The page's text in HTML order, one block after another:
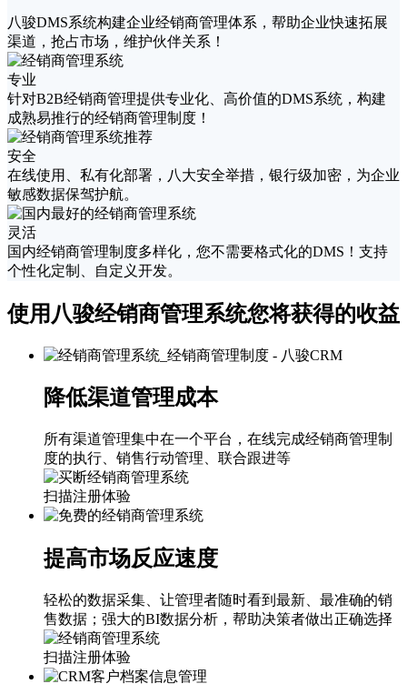
八骏DMS系统构建企业经销商管理体系，帮助企业快速拓展
渠道，抢占市场，维护伙伴关系！
专业
针对B2B经销商管理提供专业化、高价值的DMS系统，构建
成熟易推行的经销商管理制度！
安全
在线使用、私有化部署，八大安全举措，银行级加密，为企业
敏感数据保驾护航。
灵活
国内经销商管理制度多样化，您不需要格式化的DMS！支持
个性化定制、自定义开发。
使用八骏经销商管理系统您将获得的收益
降低渠道管理成本
所有渠道管理集中在一个平台，在线完成经销商管理制
度的执行、销售行动管理、联合跟进等
扫描注册体验
提高市场反应速度
轻松的数据采集、让管理者随时看到最新、最准确的销
售数据；强大的BI数据分析，帮助决策者做出正确选择
扫描注册体验